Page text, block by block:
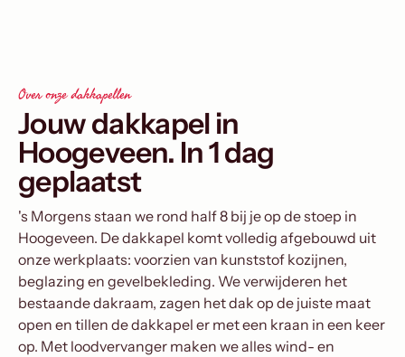
Over onze dakkapellen
Jouw dakkapel in
Hoogeveen. In 1 dag
geplaatst
's Morgens staan we rond half 8 bij je op de stoep in
Hoogeveen. De dakkapel komt volledig afgebouwd uit
onze werkplaats: voorzien van kunststof kozijnen,
beglazing en gevelbekleding. We verwijderen het
bestaande dakraam, zagen het dak op de juiste maat
open en tillen de dakkapel er met een kraan in een keer
op. Met loodvervanger maken we alles wind- en